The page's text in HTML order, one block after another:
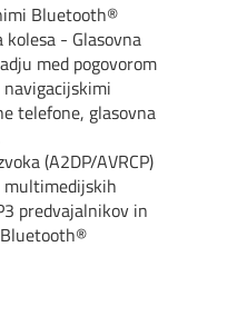
Bluetooth®
- Glasovna
med pogovorom
telefone, glasovna
(A2DP/AVRCP)
predvajalnikov in